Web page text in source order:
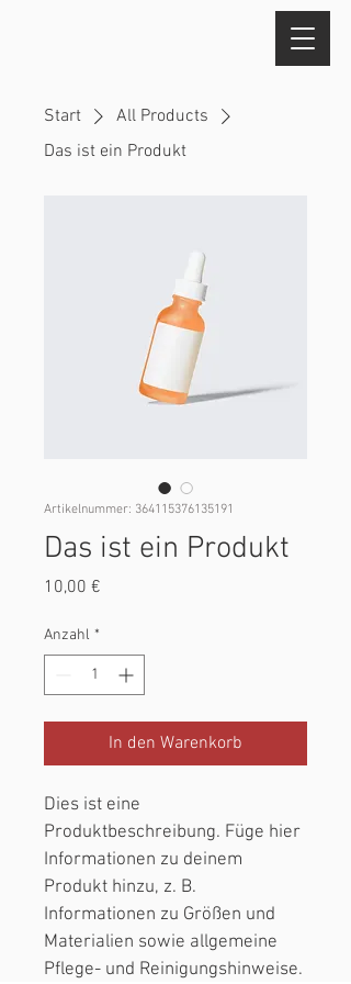
Start
All Products
Das ist ein Produkt
Artikelnummer: 364115376135191
Das ist ein Produkt
10,00 €
Anzahl *
In den Warenkorb
Dies ist eine
Produktbeschreibung. Füge hier
Informationen zu deinem
Produkt hinzu, z. B.
Informationen zu Größen und
Materialien sowie allgemeine
Pflege- und Reinigungshinweise.